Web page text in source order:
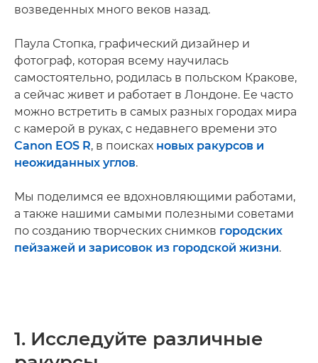
возведенных много веков назад.
Паула Стопка, графический дизайнер и
фотограф, которая всему научилась
самостоятельно, родилась в польском Кракове,
а сейчас живет и работает в Лондоне. Ее часто
можно встретить в самых разных городах мира
с камерой в руках, с недавнего времени это
Canon EOS R, в поисках новых ракурсов и
неожиданных углов.
Мы поделимся ее вдохновляющими работами,
а также нашими самыми полезными советами
по созданию творческих снимков городских
пейзажей и зарисовок из городской жизни.
1. Исследуйте различные